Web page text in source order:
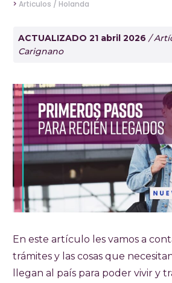
> Articulos / Holanda
ACTUALIZADO 21 abril 2026 /
Carignano
En este artículo les vamos a
trámites y las cosas que
llegan al país para poder vivir y